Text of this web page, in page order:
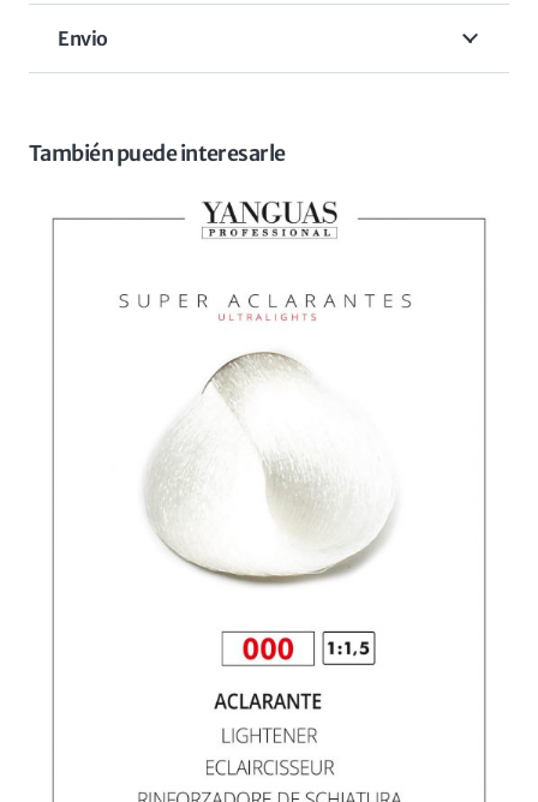
THERAPY
cantidad
Envio
También puede interesarle